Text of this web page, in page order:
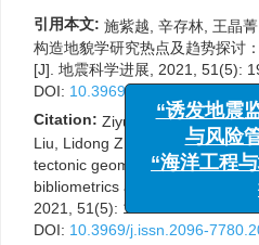
引用本文: 施紫越, 辛存林, 王晶
构造地貌学研究热点及趋势探讨
[J]. 地震科学进展, 2021, 51(5):
DOI: 10.3969/j.issn.2096-
Citation: Ziyue Shi, Cunlin Xin,
Liu, Lidong Zhu. Research on
tectonic geomorphology in
bibliometrics analysis[J].
2021, 51(5): 193-205.
DOI: 10.3969/j.issn.2096-
“诱发地震
与风险
“海洋工程